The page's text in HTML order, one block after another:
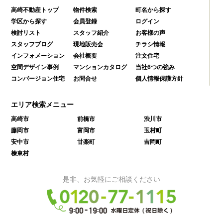
高崎不動産トップ 物件検索
町名から探す
学区から探す
会員登録
ログイン
検討リスト
スタッフ紹介
お客様の声
スタッフブログ
現地販売会
チラシ情報
インフォメーション
会社概要
注文住宅
空間デザイン事例
マンションカタログ
当社6つの強み
コンバージョン住宅
お問合せ 個人情報保護方針
エリア検索メニュー
高崎市 前橋市
渋川市
藤岡市
富岡市
玉村町
安中市
甘楽町
吉岡町
榛東村
是非、お気軽にご相談ください